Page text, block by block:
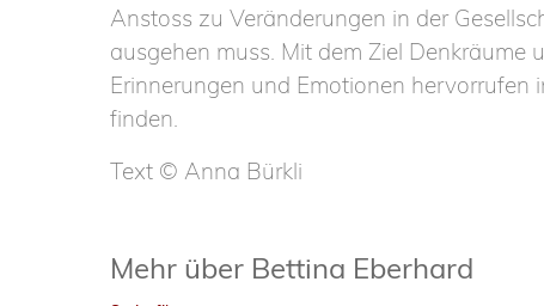
Anstoss zu Veränderungen in der
ausgehen muss. Mit dem Ziel Denkräume
Erinnerungen und Emotionen
finden.
Text © Anna Bürkli
Mehr über Bettina Eberhard